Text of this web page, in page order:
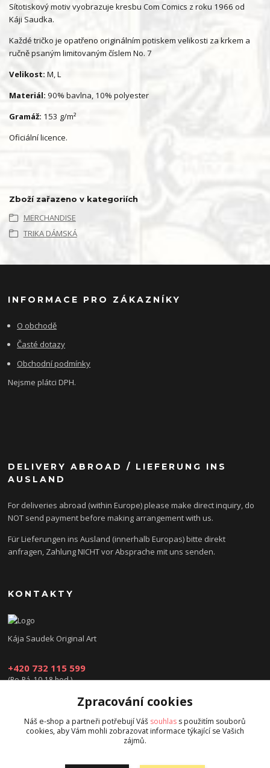
Sítotiskový motiv vyobrazuje kresbu Com Comics z roku 1966 od
Káji Saudka.
Každé tričko je opatřeno originálním potiskem velikosti za krkem a
ručně psaným limitovaným číslem No. 7
Velikost: M, L
Materiál: 90% bavlna, 10% polyester
Gramáž: 153 g/m²
Oficiální licence.
Zboží zařazeno v kategoriích
MERCHANDISE
TRIKA DÁMSKÁ
INFORMACE PRO ZÁKAZNÍKY
O obchodě
Časté dotazy
Obchodní podmínky
Nejsme plátci DPH.
DELIVERY ABROAD / LIEFERUNG INS
AUSLAND
For deliveries abroad (within Europe) please make direct inquiry, do
NOT send payment before making arrangement with us.
Für Lieferungen ins Ausland (innerhalb Europas) bitte direkt
anfragen, Zahlung NICHT vor Absprache mit uns senden.
KONTAKTY
Kája Saudek Original Art
+420 732 115 599
(Po-Pá, 10-18 hod.)
obchod@kajasaudek.cz
Zpracování cookies
Náš e-shop a partneři potřebují Váš souhlas s použitím souborů
cookies, aby Vám mohli zobrazovat informace týkající se Vašich
zájmů.